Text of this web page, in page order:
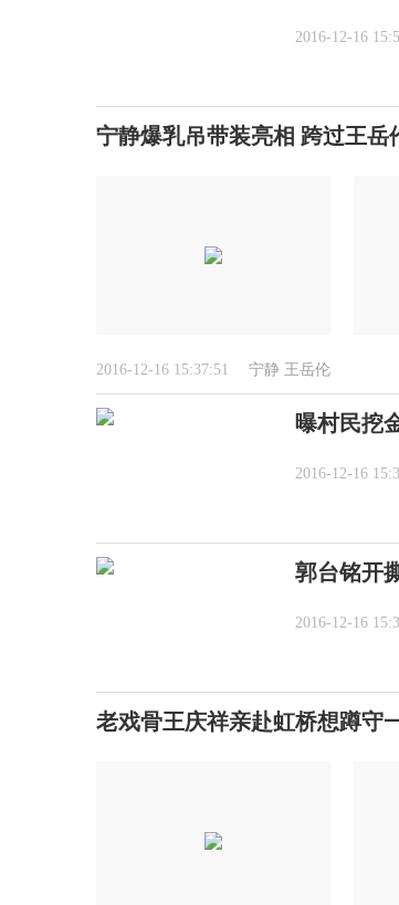
2016-12-16
宁静爆乳吊带装亮相 跨过王岳
2016-12-16 15:37:51 宁静 王岳伦
曝村民挖
2016-12-16
郭台铭开
2016-12-16
老戏骨王庆祥亲赴虹桥想蹲守